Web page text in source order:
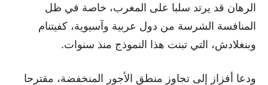
الرهان قد يرتد سلبا على المغرب، خاصة في ظل
المنافسة الشرسة من دول عربية وآسيوية، كفيتنام
وبنغلادش، التي تبنت هذا النموذج منذ سنوات.
ودعا أفزاز إلى تجاوز منطق الأجور المنخفضة، مقترحا